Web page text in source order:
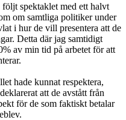
spektaklet med ett halvt
om samtliga politiker under
i hur de vill presentera att de
Detta där jag samtidigt
av min tid på arbetet för att
hade kunnat respektera,
att de avstått från
för de som faktiskt betalar